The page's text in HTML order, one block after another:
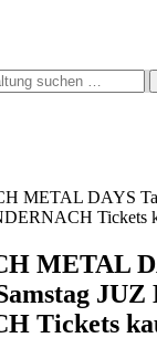
METAL DAYS
Tickets
METAL
Tickets